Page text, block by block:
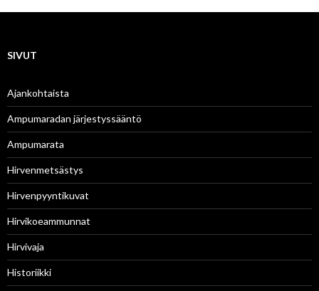
SIVUT
Ajankohtaista
Ampumaradan järjestyssääntö
Ampumarata
Hirvenmetsästys
Hirvenpyyntikuvat
Hirvikoeammunnat
Hirvivaja
Historiikki